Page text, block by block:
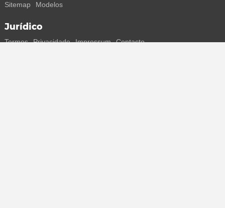
Sitemap
Modelos
Jurídico
Termos Privacidade Impressum Contacto